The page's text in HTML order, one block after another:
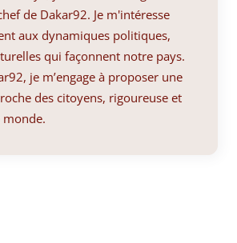
de Dakar92. Je m'intéresse
aux dynamiques politiques,
qui façonnent notre pays.
je m’engage à proposer une
des citoyens, rigoureuse et